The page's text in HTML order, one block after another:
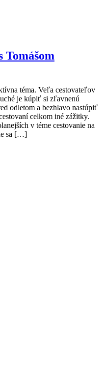
Tomášom
téma. Veľa cestovateľov
je kúpiť si zľavnenú
odletom a bezhlavo nastúpiť
celkom iné zážitky.
v téme cestovanie na
sa […]